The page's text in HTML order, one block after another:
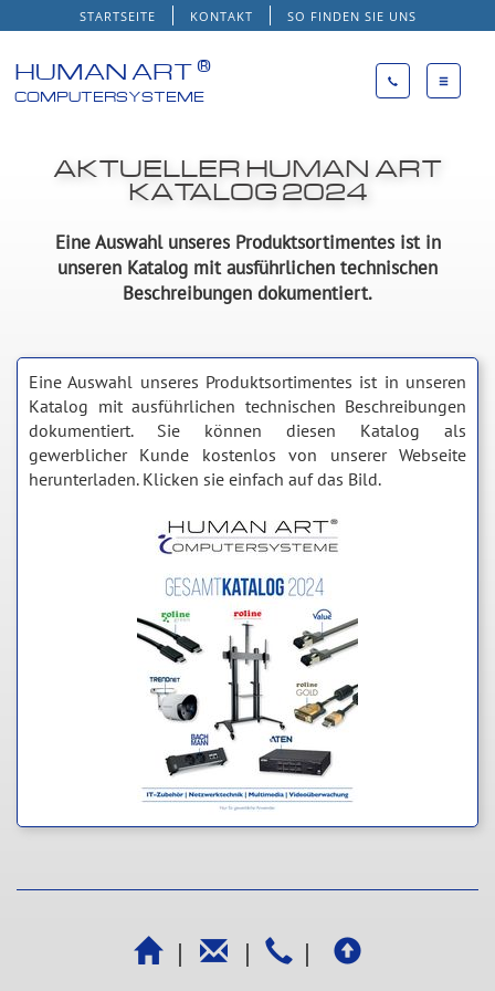
STARTSEITE KONTAKT SO FINDEN SIE UNS
HUMAN ART ®
COMPUTERSYSTEME
AKTUELLER HUMAN ART
KATALOG 2024
Eine Auswahl unseres Produktsortimentes ist in
unseren Katalog mit ausführlichen technischen
Beschreibungen dokumentiert.
Eine Auswahl unseres Produktsortimentes ist in unseren
Katalog mit ausführlichen technischen Beschreibungen
dokumentiert. Sie können diesen Katalog als
gewerblicher Kunde kostenlos von unserer Webseite
herunterladen. Klicken sie einfach auf das Bild.
| | |